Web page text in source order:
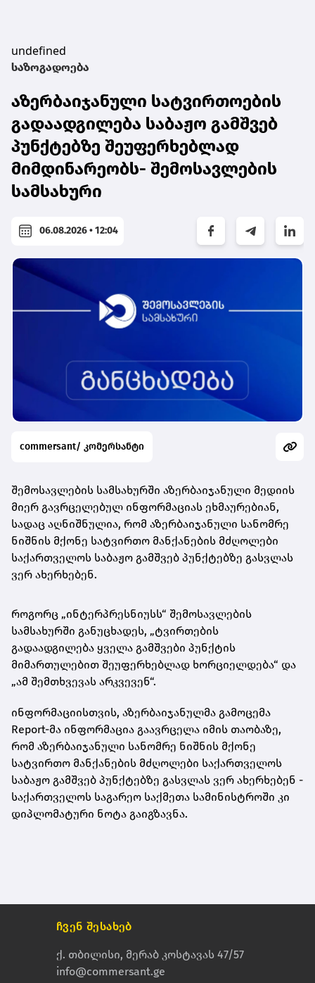
undefined
საზოგადოება
აზერბაიჯანული სატვირთოების
გადაადგილება საბაჟო გამშვებ
პუნქტებზე შეუფერხებლად
მიმდინარეობს- შემოსავლების
სამსახური
06.08.2026 • 12:04
commersant/ კომერსანტი
შემოსავლების სამსახურში აზერბაიჯანული მედიის
მიერ გავრცელებულ ინფორმაციას ეხმაურებიან,
სადაც აღნიშნულია, რომ აზერბაიჯანული სანომრე
ნიშნის მქონე სატვირთო მანქანების მძღოლები
საქართველოს საბაჟო გამშვებ პუნქტებზე გასვლას
ვერ ახერხებენ.
როგორც „ინტერპრესნიუსს“ შემოსავლების
სამსახურში განუცხადეს, „ტვირთების
გადაადგილება ყველა გამშვები პუნქტის
მიმართულებით შეუფერხებლად ხორციელდება“ და
„ამ შემთხვევას არკვევენ“.
ინფორმაციისთვის, აზერბაიჯანულმა გამოცემა
Report-მა ინფორმაცია გაავრცელა იმის თაობაზე,
რომ აზერბაიჯანული სანომრე ნიშნის მქონე
სატვირთო მანქანების მძღოლები საქართველოს
საბაჟო გამშვებ პუნქტებზე გასვლას ვერ ახერხებენ -
საქართველოს საგარეო საქმეთა სამინისტროში კი
დიპლომატური ნოტა გაიგზავნა.
ჩვენ შესახებ
ქ. თბილისი, მერაბ კოსტავას 47/57
info@commersant.ge